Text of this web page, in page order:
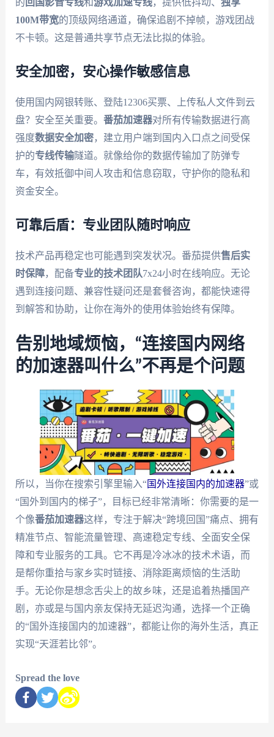
的 回国影音专线和 游戏加速专线，提供低抖动、 独享
100M带宽的顶级网络通道，确保追剧不掉帧，游戏团战
不卡顿。这是普通共享节点无法比拟的体验。
安全加密，安心操作敏感信息
使用国内网银转账、登陆12306买票、上传私人文件到云
盘？安全至关重要。 番茄加速器对所有传输数据进行高
强度数据安全加密，建立用户端到国内入口点之间受保
护的专线传输隧道。就像给你的数据传输加了防弹专
车，有效抵御中间人攻击和信息窃取，守护你的隐私和
资金安全。
可靠后盾：专业团队随时响应
技术产品再稳定也可能遇到突发状况。番茄提供售后实
时保障，配备专业的技术团队7x24小时在线响应。无论
遇到连接问题、兼容性疑问还是套餐咨询，都能快速得
到解答和协助，让你在海外的使用体验始终有保障。
告别地域烦恼，“连接国内网络
的加速器叫什么”不再是个问题
所以，当你在搜索引擎里输入“国外连接国内的加速器”或
“国外到国内的梯子”，目标已经非常清晰：你需要的是一
个像番茄加速器这样，专注于解决“跨境回国”痛点、拥有
精准节点、智能流量管理、高速稳定专线、全面安全保
障和专业服务的工具。它不再是冷冰冰的技术术语，而
是帮你重拾与家乡实时链接、消除距离烦恼的生活助
手。无论你是想念舌尖上的故乡味，还是追着热播国产
剧，亦或是与国内亲友保持无延迟沟通，选择一个正确
的“国外连接国内的加速器”，都能让你的海外生活，真正
实现“天涯若比邻”。
Spread the love